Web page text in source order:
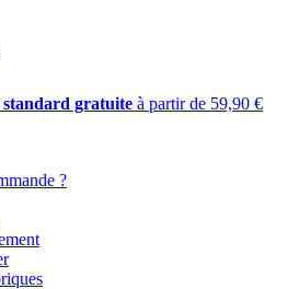
gratuite à partir de 59,90 €
?